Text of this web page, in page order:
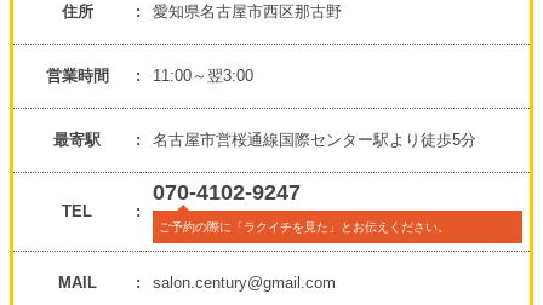
住所 愛知県名古屋市西区那古野
営業時間 11:00～翌3:00
最寄駅 名古屋市営桜通線国際センター駅より徒歩5分
TEL
070-4102-9247
ご予約の際に「ラクイチを見た」とお伝えください。
MAIL salon.century@gmail.com